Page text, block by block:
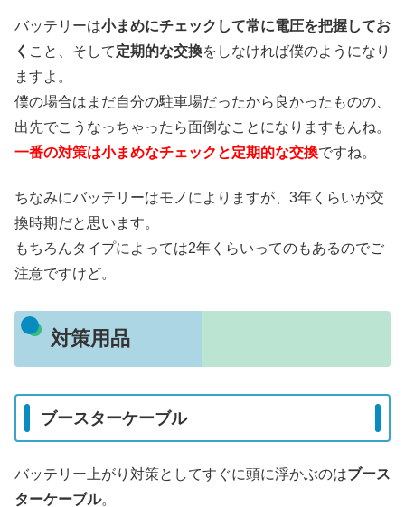
バッテリーは小まめにチェックして常に電圧を把握してお
く こと、そして定期的な交換をしなければ僕のようになり
ますよ。
僕の場合はまだ自分の駐車場だったから良かったものの、
出先でこうなっちゃったら面倒なことになりますもんね。
一番の対策は小まめなチェックと定期的な交換ですね。
ちなみにバッテリーはモノによりますが、3年くらいが交
換時期だと思います。
もちろんタイプによっては2年くらいってのもあるのでご
注意ですけど。
対策用品
ブースターケーブル
バッテリー上がり対策としてすぐに頭に浮かぶのはブース
ターケーブル。